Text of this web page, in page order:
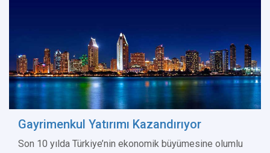
Gayrimenkul Yatırımı Kazandırıyor
Son 10 yılda Türkiye’nin ekonomik büyümesine olumlu